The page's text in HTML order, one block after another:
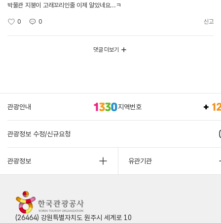
박물관 지붕이 고래꼬리인줄 이제 알았네요...ㅋ
0 0 신고
댓글 더보기
관광안내 지역번호
관광정보 수정/신규요청
관광정보 유관기관
(26464) 강원특별자치도 원주시 세계로 10